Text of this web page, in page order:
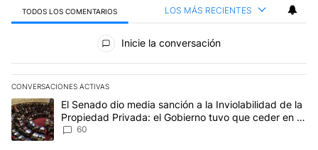
TODOS LOS COMENTARIOS LOS MÁS RECIENTES
Todos los comentarios
Inicie la conversación
CONVERSACIONES ACTIVAS
Este listado muestra los artículos con más comentarios en los
Un artículo de tendencia con el título "El Senado dio media
El Senado dio media sanción a la Inviolabilidad de la
Propiedad Privada: el Gobierno tuvo que ceder en la
Ley del Manejo del Fuego
60